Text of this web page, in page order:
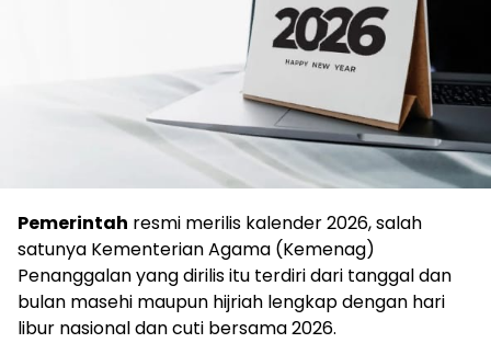
Pemerintah resmi merilis kalender 2026, salah
satunya Kementerian Agama (Kemenag)
Penanggalan yang dirilis itu terdiri dari tanggal dan
bulan masehi maupun hijriah lengkap dengan hari
libur nasional dan cuti bersama 2026.